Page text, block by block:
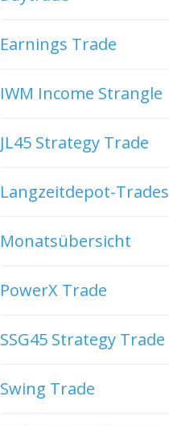
Earnings Trade
IWM Income Strangle
JL45 Strategy Trade
Langzeitdepot-Trades
Monatsübersicht
PowerX Trade
SSG45 Strategy Trade
Swing Trade